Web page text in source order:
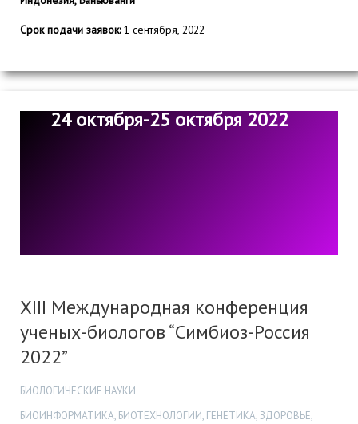
Срок подачи заявок:1 сентября, 2022
24 октября-25 октября 2022
XIII Международная конференция
ученых-биологов “Симбиоз-Россия
2022”
БИОЛОГИЧЕСКИЕ НАУКИ
БИОИНФОРМАТИКА, БИОТЕХНОЛОГИИ, ГЕНЕТИКА, ЗДОРОВЬЕ,